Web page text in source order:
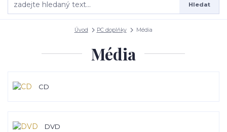
Hledat
Úvod PC doplňky Média
Média
CD
DVD